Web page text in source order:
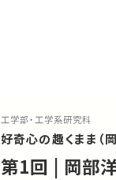
工学部・工学系研究科
好奇心の趣くまま（
第1回 | 岡部